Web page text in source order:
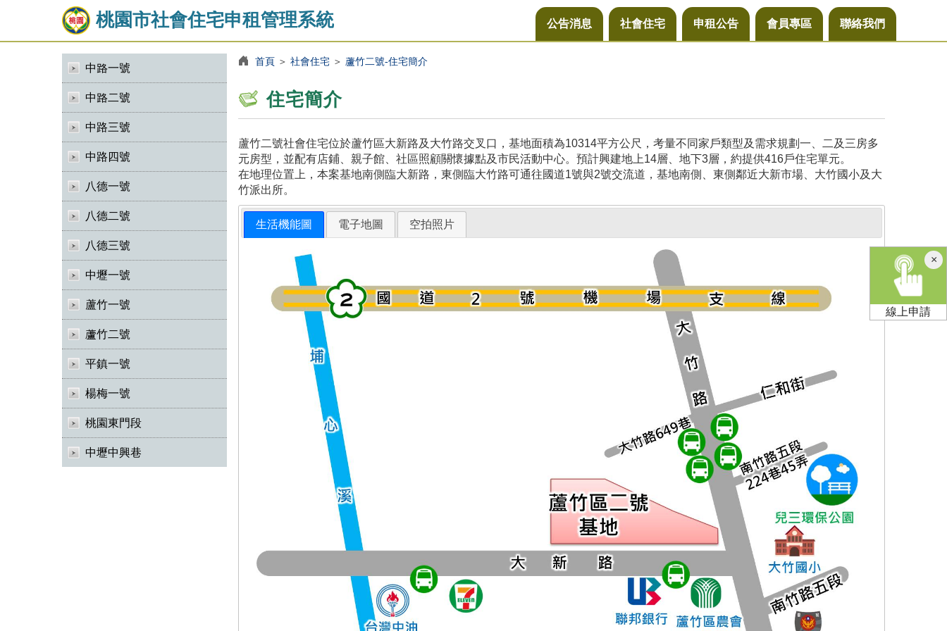
桃園市社會住宅申租管理系統 公告消息 社會住宅 申租公告 會員專區 聯絡我們
中路一號
中路二號
中路三號
中路四號
八德一號
八德二號
八德三號
中壢一號
蘆竹一號
蘆竹二號
平鎮一號
楊梅一號
桃園東門段
中壢中興巷
首頁＞ 社會住宅＞ 蘆竹二號-住宅簡介
住宅簡介
蘆竹二號社會住宅位於蘆竹區大新路及大竹路交叉口，基地面積為10314平方公尺，考量不同家戶類型及需求規劃一、二及三房多
元房型，並配有店鋪、親子館、社區照顧關懷據點及市民活動中心。預計興建地上14層、地下3層，約提供416戶住宅單元。
在地理位置上，本案基地南側臨大新路，東側臨大竹路可通往國道1號與2號交流道，基地南側、東側鄰近大新市場、大竹國小及大
竹派出所。
生活機能圖 電子地圖 空拍照片
×關
閉
線上申請